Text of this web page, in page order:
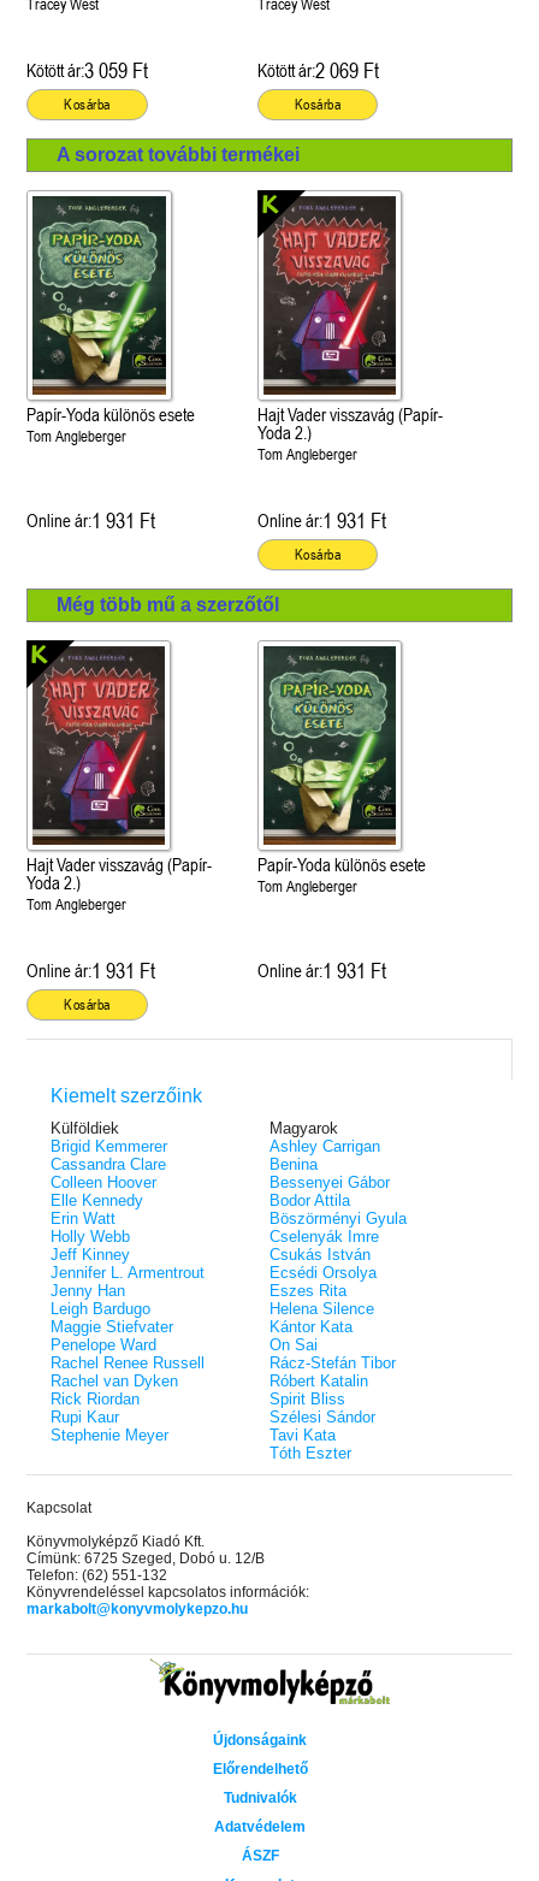
Tracey West
Kötött ár:3 059 Ft
Kosárba
Tracey West
Kötött ár:2 069 Ft
Kosárba
A sorozat további termékei
Papír-Yoda különös esete
Tom Angleberger
Online ár:1 931 Ft
Hajt Vader visszavág (Papír-
Yoda 2.)
Tom Angleberger
Online ár:1 931 Ft
Kosárba
Még több mű a szerzőtől
Hajt Vader visszavág (Papír-
Yoda 2.)
Tom Angleberger
Online ár:1 931 Ft
Kosárba
Papír-Yoda különös esete
Tom Angleberger
Online ár:1 931 Ft
Kiemelt szerzőink
Külföldiek
Brigid Kemmerer
Cassandra Clare
Colleen Hoover
Elle Kennedy
Erin Watt
Holly Webb
Jeff Kinney
Jennifer L. Armentrout
Jenny Han
Leigh Bardugo
Maggie Stiefvater
Penelope Ward
Rachel Renee Russell
Rachel van Dyken
Rick Riordan
Rupi Kaur
Stephenie Meyer
Magyarok
Ashley Carrigan
Benina
Bessenyei Gábor
Bodor Attila
Böszörményi Gyula
Cselenyák Imre
Csukás István
Ecsédi Orsolya
Eszes Rita
Helena Silence
Kántor Kata
On Sai
Rácz-Stefán Tibor
Róbert Katalin
Spirit Bliss
Szélesi Sándor
Tavi Kata
Tóth Eszter
Kapcsolat
Könyvmolyképző Kiadó Kft.
Címünk: 6725 Szeged, Dobó u. 12/B
Telefon: (62) 551-132
Könyvrendeléssel kapcsolatos információk:
markabolt@konyvmolykepzo.hu
Újdonságaink
Előrendelhető
Tudnivalók
Adatvédelem
ÁSZF